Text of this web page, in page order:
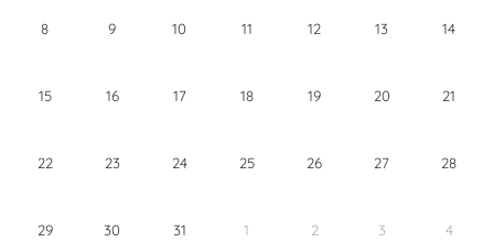
8 9 10 11 12 13 14
15 16 17 18 19 20 21
22 23 24 25 26 27 28
29 30 31 1 2 3 4